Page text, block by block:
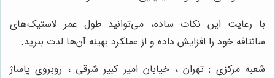
با رعایت این نکات ساده، می‌توانید طول عمر لاستیک‌های
سانتافه خود را افزایش داده و از عملکرد بهینه آن‌ها لذت ببرید.
شعبه مرکزی : تهران ، خیابان امیر کبیر شرقی ، روبروی پاساژ